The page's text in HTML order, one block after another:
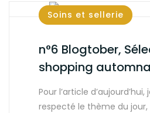
Soins et sellerie
n°6 Blogtober,
shopping
Pour l’article
respecté le thème du